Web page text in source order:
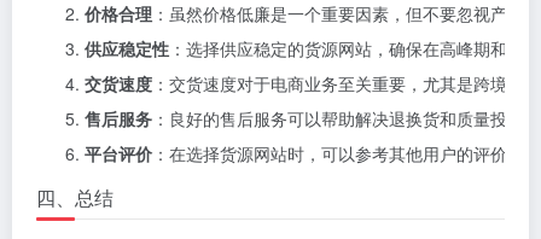
价格合理 ：虽然价格低廉是一个重要因素，但不要忽视产
供应稳定性 ：选择供应稳定的货源网站，确保在高峰期和节
交货速度 ：交货速度对于电商业务至关重要，尤其是跨境电
售后服务 ：良好的售后服务可以帮助解决退换货和质量投诉
平台评价 ：在选择货源网站时，可以参考其他用户的评价和
四、总结